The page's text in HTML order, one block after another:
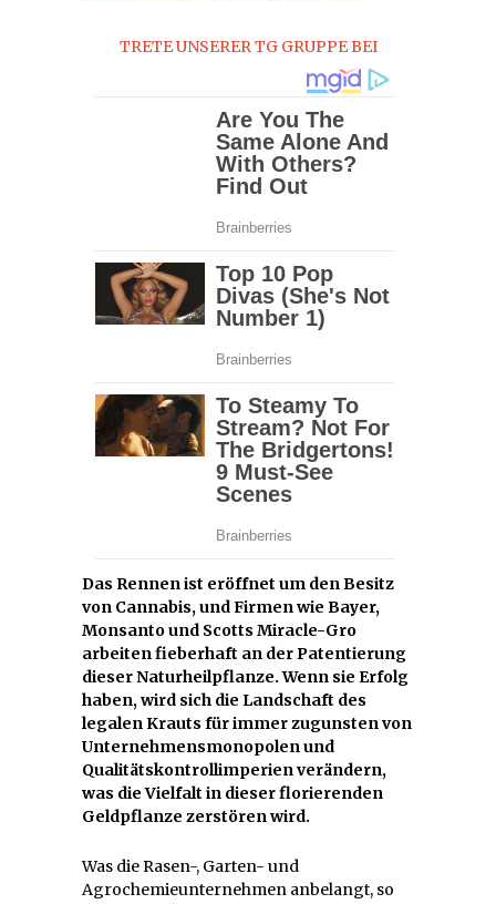
TRETE UNSERER TG GRUPPE BEI
Das Rennen ist eröffnet um den Besitz
von Cannabis, und Firmen wie Bayer,
Monsanto und Scotts Miracle-Gro
arbeiten fieberhaft an der Patentierung
dieser Naturheilpflanze. Wenn sie Erfolg
haben, wird sich die Landschaft des
legalen Krauts für immer zugunsten von
Unternehmensmonopolen und
Qualitätskontrollimperien verändern,
was die Vielfalt in dieser florierenden
Geldpflanze zerstören wird.
Was die Rasen-, Garten- und
Agrochemieunternehmen anbelangt, so